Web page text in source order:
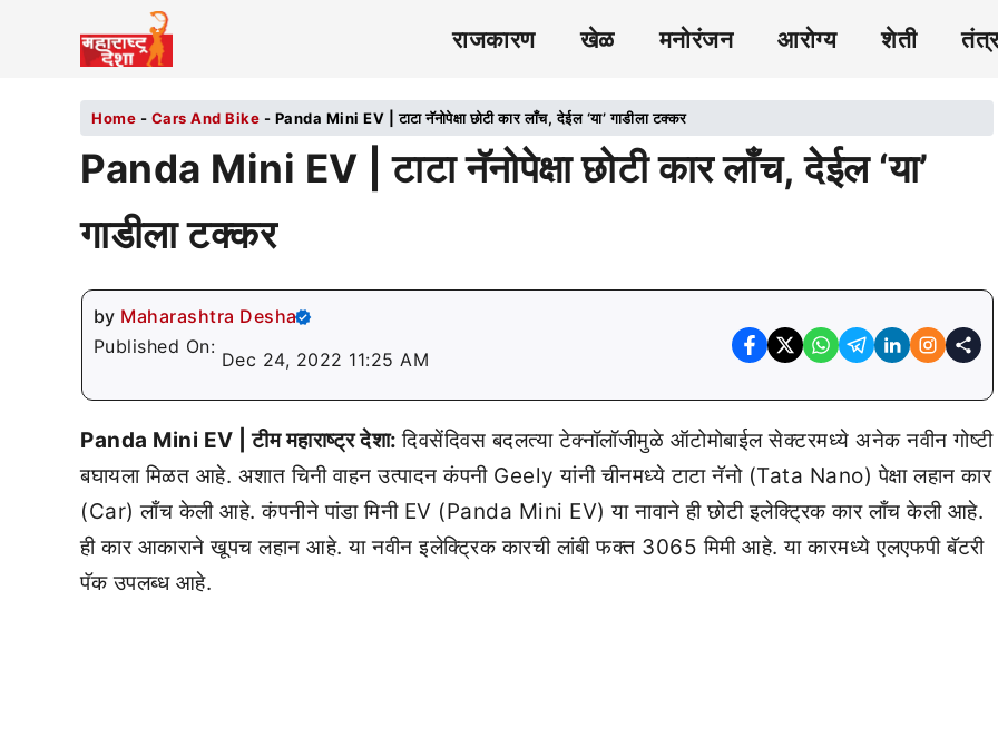
राजकारण खेळ मनोरंजन आरोग्य शेती
Home - Cars And Bike - Panda Mini EV | टाटा नॅनोपेक्षा छोटी कार लाँच, देईल ‘या’ गाडीला टक्कर
Panda Mini EV | टाटा नॅनोपेक्षा छोटी कार लाँच, देईल ‘या’
गाडीला टक्कर
by Maharashtra Desha
Published On:
Dec 24, 2022 11:25 AM
Panda Mini EV | टीम महाराष्ट्र देशा:दिवसेंदिवस बदलत्या टेक्नॉलॉजीमुळे ऑटोमोबाईल सेक्टरमध्ये अनेक नवीन गोष्टी
बघायला मिळत आहे. अशात चिनी वाहन उत्पादन कंपनी Geely यांनी चीनमध्ये टाटा नॅनो (Tata Nano) पेक्षा लहान कार
(Car) लाँच केली आहे. कंपनीने पांडा मिनी EV (Panda Mini EV) या नावाने ही छोटी इलेक्ट्रिक कार लाँच केली आहे.
ही कार आकाराने खूपच लहान आहे. या नवीन इलेक्ट्रिक कारची लांबी फक्त 3065 मिमी आहे. या कारमध्ये एलएफपी बॅटरी
पॅक उपलब्ध आहे.